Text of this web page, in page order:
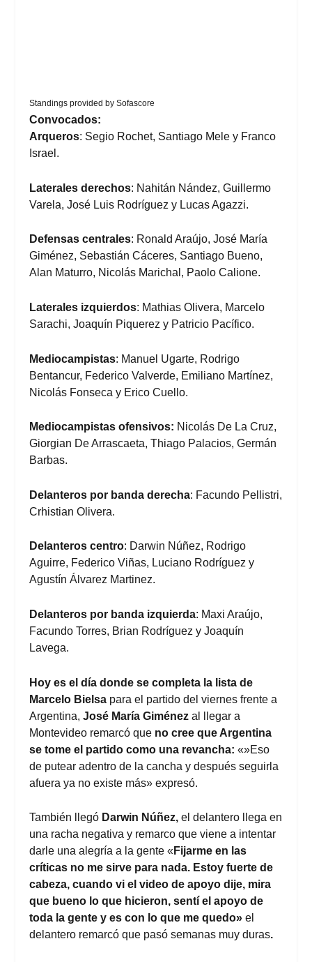
Standings provided bySofascore
Convocados:
Arqueros: Segio Rochet, Santiago Mele y Franco
Israel.
Laterales derechos: Nahitán Nández, Guillermo
Varela, José Luis Rodríguez y Lucas Agazzi.
Defensas centrales: Ronald Araújo, José María
Giménez, Sebastián Cáceres, Santiago Bueno,
Alan Maturro, Nicolás Marichal, Paolo Calione.
Laterales izquierdos: Mathias Olivera, Marcelo
Sarachi, Joaquín Piquerez y Patricio Pacífico.
Mediocampistas: Manuel Ugarte, Rodrigo
Bentancur, Federico Valverde, Emiliano Martínez,
Nicolás Fonseca y Erico Cuello.
Mediocampistas ofensivos: Nicolás De La Cruz,
Giorgian De Arrascaeta, Thiago Palacios, Germán
Barbas.
Delanteros por banda derecha: Facundo Pellistri,
Crhistian Olivera.
Delanteros centro: Darwin Núñez, Rodrigo
Aguirre, Federico Viñas, Luciano Rodríguez y
Agustín Álvarez Martinez.
Delanteros por banda izquierda: Maxi Araújo,
Facundo Torres, Brian Rodríguez y Joaquín
Lavega.
Hoy es el día donde se completa la lista de
Marcelo Bielsa para el partido del viernes frente a
Argentina, José María Giménez al llegar a
Montevideo remarcó que no cree que Argentina
se tome el partido como una revancha: «»Eso
de putear adentro de la cancha y después seguirla
afuera ya no existe más» expresó.
También llegó Darwin Núñez, el delantero llega en
una racha negativa y remarco que viene a intentar
darle una alegría a la gente « Fijarme en las
críticas no me sirve para nada. Estoy fuerte de
cabeza, cuando vi el video de apoyo dije, mira
que bueno lo que hicieron, sentí el apoyo de
toda la gente y es con lo que me quedo»el
delantero remarcó que pasó semanas muy duras.